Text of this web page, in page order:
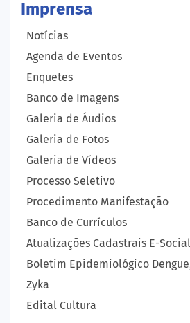
Imprensa
Notícias
Agenda de Eventos
Enquetes
Banco de Imagens
Galeria de Áudios
Galeria de Fotos
Galeria de Vídeos
Processo Seletivo
Procedimento Manifestação
Banco de Currículos
Atualizações Cadastrais E-Social
Boletim Epidemiológico
Zyka
Edital Cultura